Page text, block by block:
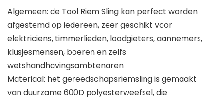
Algemeen: de Tool Riem Sling kan perfect worden
afgestemd op iedereen, zeer geschikt voor
elektriciens, timmerlieden, loodgieters, aannemers,
klusjesmensen, boeren en zelfs
wetshandhavingsambtenaren
Materiaal: het gereedschapsriemsling is gemaakt
van duurzame 600D polyesterweefsel, die